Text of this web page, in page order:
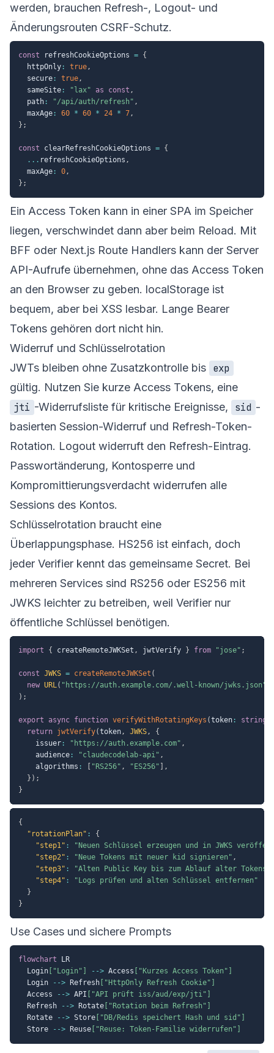
werden, brauchen Refresh-, Logout- und
Änderungsrouten CSRF-Schutz.
const refreshCookieOptions = {
  httpOnly
: true,
  secure
: true,
  sameSite
: "lax" as const ,
  path
: "/api/auth/refresh" ,
  maxAge
: 60 * 60 * 24 * 7,
} ;
const clearRefreshCookieOptions = {
... refreshCookieOptions ,
  maxAge
: 0,
} ;
Ein Access Token kann in einer SPA im Speicher
liegen, verschwindet dann aber beim Reload. Mit
BFF oder Next.js Route Handlers kann der Server
API-Aufrufe übernehmen, ohne das Access Token
an den Browser zu geben. localStorage ist
bequem, aber bei XSS lesbar. Lange Bearer
Tokens gehören dort nicht hin.
Widerruf und Schlüsselrotation
JWTs bleiben ohne Zusatzkontrolle bis exp
gültig. Nutzen Sie kurze Access Tokens, eine
jti -Widerrufsliste für kritische Ereignisse, sid -
basierten Session-Widerruf und Refresh-Token-
Rotation. Logout widerruft den Refresh-Eintrag.
Passwortänderung, Kontosperre und
Kompromittierungsverdacht widerrufen alle
Sessions des Kontos.
Schlüsselrotation braucht eine
Überlappungsphase. HS256 ist einfach, doch
jeder Verifier kennt das gemeinsame Secret. Bei
mehreren Services sind RS256 oder ES256 mit
JWKS leichter zu betreiben, weil Verifier nur
öffentliche Schlüssel benötigen.
import { createRemoteJWKSet , jwtVerify } from "jose" ;
const JWKS = createRemoteJWKSet (
new URL( "https://auth.example.com/.well-known/jwks.json"
) ;
export async function verifyWithRotatingKeys (token : string
return jwtVerify(token, JWKS,
{
    issuer
: "https://auth.example.com" ,
    audience
: "claudecodelab-api" ,
    algorithms
: "RS256" , "ES256"
,
} ) ;
}
{
"rotationPlan" :
{
"step1" :
"Neuen Schlüssel erzeugen und in JWKS
"step2" : "Neue Tokens mit neuer kid signieren" ,
"step3" :
"Alten Public Key bis zum Ablauf alter Tokens
"step4" :
"Logs prüfen und alten Schlüssel entfernen"
}
}
Use Cases und sichere Prompts
flowchart LR
  Login
["Login"] --> Access ["Kurzes Access Token"]
  Login
--> Refresh ["HttpOnly Refresh Cookie"]
  Access
--> API ["API prüft iss/aud/exp/jti"]
  Refresh
--> Rotate ["Rotation beim Refresh"]
  Rotate
--> Store ["DB/Redis speichert Hash und sid"]
  Store
--> Reuse ["Reuse: Token-Familie widerrufen"]